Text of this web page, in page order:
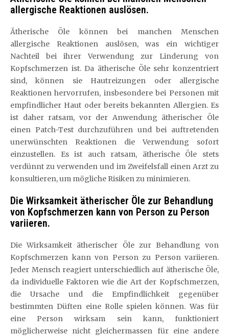
allergische Reaktionen auslösen.
Ätherische Öle können bei manchen Menschen
allergische Reaktionen auslösen, was ein wichtiger
Nachteil bei ihrer Verwendung zur Linderung von
Kopfschmerzen ist. Da ätherische Öle sehr konzentriert
sind, können sie Hautreizungen oder allergische
Reaktionen hervorrufen, insbesondere bei Personen mit
empfindlicher Haut oder bereits bekannten Allergien. Es
ist daher ratsam, vor der Anwendung ätherischer Öle
einen Patch-Test durchzuführen und bei auftretenden
unerwünschten Reaktionen die Verwendung sofort
einzustellen. Es ist auch ratsam, ätherische Öle stets
verdünnt zu verwenden und im Zweifelsfall einen Arzt zu
konsultieren, um mögliche Risiken zu minimieren.
Die Wirksamkeit ätherischer Öle zur Behandlung
von Kopfschmerzen kann von Person zu Person
variieren.
Die Wirksamkeit ätherischer Öle zur Behandlung von
Kopfschmerzen kann von Person zu Person variieren.
Jeder Mensch reagiert unterschiedlich auf ätherische Öle,
da individuelle Faktoren wie die Art der Kopfschmerzen,
die Ursache und die Empfindlichkeit gegenüber
bestimmten Düften eine Rolle spielen können. Was für
eine Person wirksam sein kann, funktioniert
möglicherweise nicht gleichermassen für eine andere